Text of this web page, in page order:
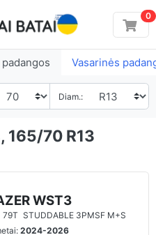
0
Vasarinės
Diam.:
165/70 R13
WST3
79T STUDDABLE 3PMSF M+S
2024-2026